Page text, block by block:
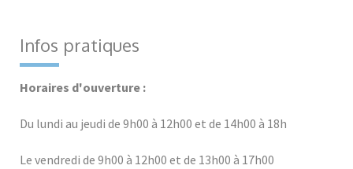
Infos pratiques
Horaires d'ouverture :
Du lundi au jeudi de 9h00 à 12h00 et de 14h00 à 18h
Le vendredi de 9h00 à 12h00 et de 13h00 à 17h00